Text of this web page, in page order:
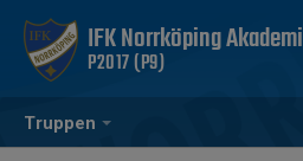
Truppen
IFK Norrköping Akademi
P2017 (P9)